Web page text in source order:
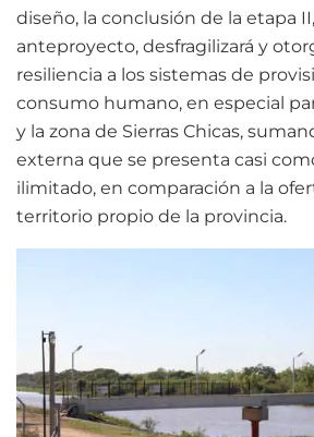
diseño, la conclusión de la etapa
anteproyecto, desfragilizará y
resiliencia a los sistemas de
consumo humano, en especial
y la zona de Sierras Chicas,
externa que se presenta casi
ilimitado, en comparación a la
territorio propio de la provincia.